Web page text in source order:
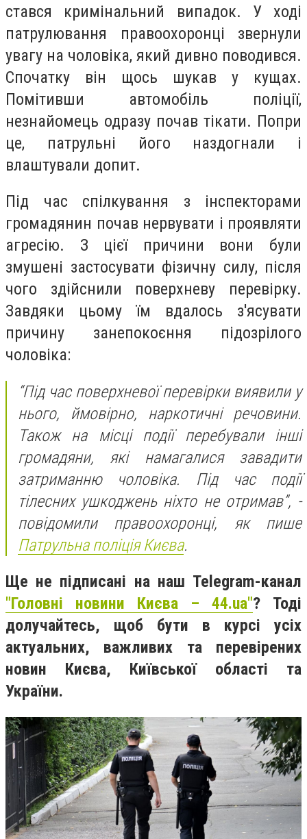
стався кримінальний випадок. У ході
патрулювання правоохоронці звернули
увагу на чоловіка, який дивно поводився.
Спочатку він щось шукав у кущах.
Помітивши автомобіль поліції,
незнайомець одразу почав тікати. Попри
це, патрульні його наздогнали і
влаштували допит.
Під час спілкування з інспекторами
громадянин почав нервувати і проявляти
агресію. З цієї причини вони були
змушені застосувати фізичну силу, після
чого здійснили поверхневу перевірку.
Завдяки цьому їм вдалось з'ясувати
причину занепокоєння підозрілого
чоловіка:
“Під час поверхневої перевірки виявили у
нього, ймовірно, наркотичні речовини.
Також на місці події перебували інші
громадяни, які намагалися завадити
затриманню чоловіка. Під час події
тілесних ушкоджень ніхто не отримав”, -
повідомили правоохоронці, як пише
Патрульна поліція Києва.
Ще не підписані на наш Telegram-канал
"Головні новини Києва – 44.ua"? Тоді
долучайтесь, щоб бути в курсі усіх
актуальних, важливих та перевірених
новин Києва, Київської області та
України.